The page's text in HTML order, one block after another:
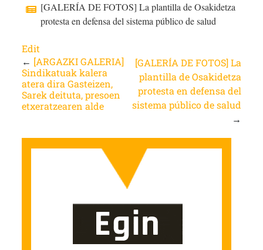
[GALERÍA DE FOTOS] La plantilla de Osakidetza
protesta en defensa del sistema público de salud
Edit
← [ARGAZKI GALERIA]
Sindikatuak kalera
atera dira Gasteizen,
Sarek deituta, presoen
etxeratzearen alde
[GALERÍA DE FOTOS] La
plantilla de Osakidetza
protesta en defensa del
sistema público de salud
→